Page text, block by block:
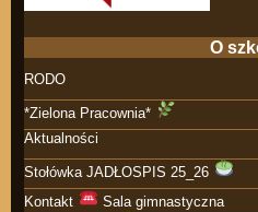
O
RODO
*Zielona Pracownia*
Aktualności
Stołówka JADŁOSPIS 25_26
Kontakt
Sala gimnastyczna